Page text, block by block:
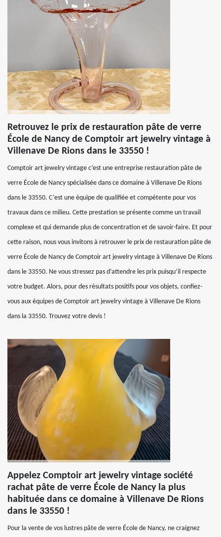
Retrouvez le prix de restauration pâte de verre
École de Nancy de Comptoir art jewelry vintage à
Villenave De Rions dans le 33550 !
Comptoir art jewelry vintage c’est une entreprise restauration pâte de
verre École de Nancy spécialisée dans ce domaine à Villenave De Rions
dans le 33550. C’est une équipe de qualifiée et compétente pour vos
travaux dans ce milieu. Cette prestation se présente comme un travail
complexe et qui demande plus de concentration et de savoir-faire. Et pour
cette raison, nous vous invitons à retrouver le prix de restauration pâte de
verre École de Nancy de Comptoir art jewelry vintage à Villenave De Rions
dans le 33550. Ne vous stressez pas d’attendre les prix puisqu’il respecte
votre budget. Alors, pour des résultats positifs pour vos objets, confiez-
vous aux équipes de Comptoir art jewelry vintage à Villenave De Rions
dans la 33550. Trouvez votre devis !
Appelez Comptoir art jewelry vintage société
rachat pâte de verre École de Nancy la plus
habituée dans ce domaine à Villenave De Rions
dans le 33550 !
Pour la vente de vos lustres pâte de verre École de Nancy, ne craignez